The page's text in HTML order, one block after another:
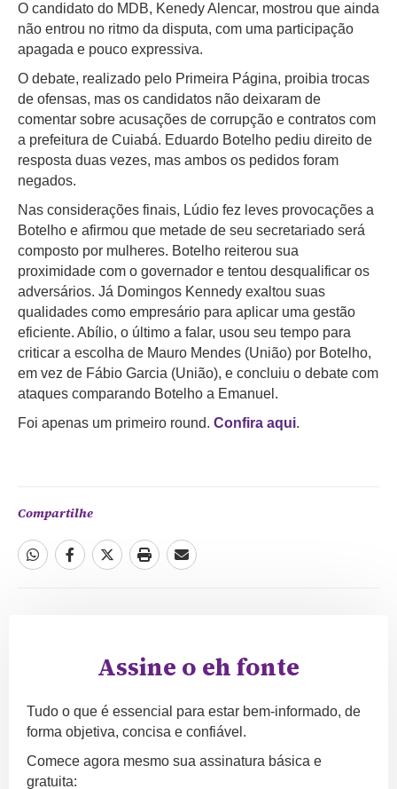
O candidato do MDB, Kenedy Alencar, mostrou que ainda
não entrou no ritmo da disputa, com uma participação
apagada e pouco expressiva.
O debate, realizado pelo Primeira Página, proibia trocas
de ofensas, mas os candidatos não deixaram de
comentar sobre acusações de corrupção e contratos com
a prefeitura de Cuiabá. Eduardo Botelho pediu direito de
resposta duas vezes, mas ambos os pedidos foram
negados.
Nas considerações finais, Lúdio fez leves provocações a
Botelho e afirmou que metade de seu secretariado será
composto por mulheres. Botelho reiterou sua
proximidade com o governador e tentou desqualificar os
adversários. Já Domingos Kennedy exaltou suas
qualidades como empresário para aplicar uma gestão
eficiente. Abílio, o último a falar, usou seu tempo para
criticar a escolha de Mauro Mendes (União) por Botelho,
em vez de Fábio Garcia (União), e concluiu o debate com
ataques comparando Botelho a Emanuel.
Foi apenas um primeiro round. Confira aqui.
Compartilhe
Assine o eh fonte
Tudo o que é essencial para estar bem-informado, de
forma objetiva, concisa e confiável.
Comece agora mesmo sua assinatura básica e
gratuita: